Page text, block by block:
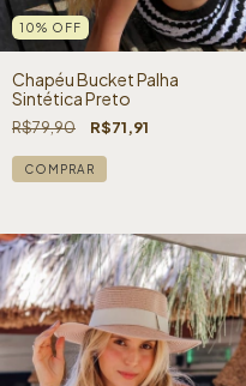
10% OFF
Chapéu Bucket Palha
Sintética Preto
R$79,90 R$71,91